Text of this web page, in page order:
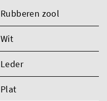
Rubberen zool
Wit
Leder
Plat